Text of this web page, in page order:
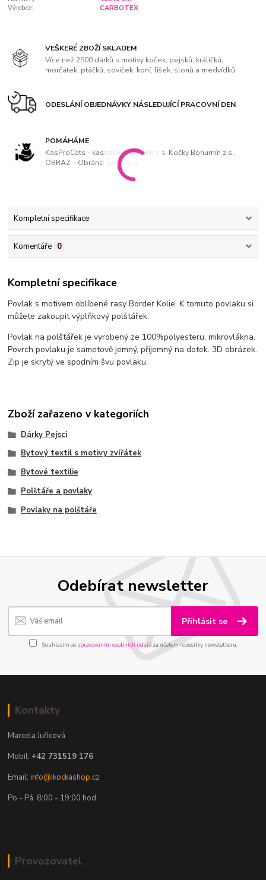
Výrobce:
CARBOTEX
VEŠKERÉ ZBOŽÍ SKLADEM
Více než 2500 dárků s motivy koček, pejsků, králíčků,
morčátek, ptáčků, soviček, koní, lišek, slonů a medvídků.
ODESLÁNÍ OBJEDNÁVKY NÁSLEDUJÍCÍ PRACOVNÍ DEN
POMÁHÁME
KasProCats - kastrační program z.s, Kočky Bohumín z.s.,
OBRAZ – Obránci zvířat, z. s
Kompletní specifikace
Komentáře 0
Kompletní specifikace
Povlak s motivem oblíbené rasy Border Kolie. K tomuto povlaku si
můžete zakoupit výplňkový polštářek.
Povlak na polštářek je vyrobený ze 100%polyesteru, mikrovlákna.
Povrch povlaku je sametově jemný, příjemný na dotek. 3D obrázek.
Zip je skrytý ve spodním švu povlaku.
Zboží zařazeno v kategoriích
Dárky Pejsci
Bytový textil s motivy zvířátek
Bytové textilie
Polštáře a povlaky
Povlaky na polštáře
Odebírat newsletter
Přihlásit se
Souhlasím se zpracováním osobních údajůza účelem rozesílky newsletteru.
Kontakty
Marcela Juřicová
Mobil: +42 731519 176
Email:info@ikockashop.cz
Po - Pá 8:00 - 19:00 hod
Provozovatel